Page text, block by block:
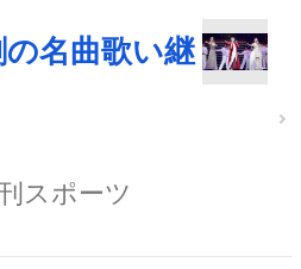
名曲歌い継
スポーツ